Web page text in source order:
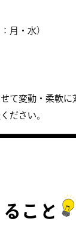
月・水）
て変動・柔軟に
ださい。
こと